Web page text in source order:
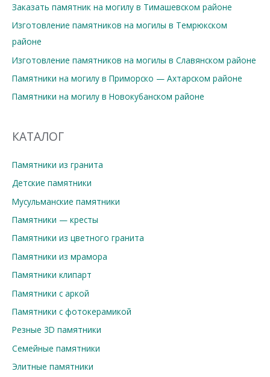
:Заказать памятник на могилу в Тимашевском районе
Изготовление памятников на могилы в Темрюкском
районе
Изготовление памятников на могилы в Славянском районе
Памятники на могилу в Приморско — Ахтарском районе
Памятники на могилу в Новокубанском районе
КАТАЛОГ
Памятники из гранита
Детские памятники
Мусульманские памятники
Памятники — кресты
Памятники из цветного гранита
Памятники из мрамора
Памятники клипарт
Памятники с аркой
Памятники с фотокерамикой
Резные 3D памятники
Семейные памятники
Элитные памятники